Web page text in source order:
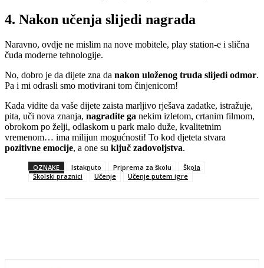
4. Nakon učenja slijedi nagrada
Naravno, ovdje ne mislim na nove mobitele, play station-e i slična
čuda moderne tehnologije.
No, dobro je da dijete zna da nakon uloženog truda slijedi odmor.
Pa i mi odrasli smo motivirani tom činjenicom!
Kada vidite da vaše dijete zaista marljivo rješava zadatke, istražuje,
pita, uči nova znanja, nagradite ga nekim izletom, crtanim filmom,
obrokom po želji, odlaskom u park malo duže, kvalitetnim
vremenom… ima milijun mogućnosti! To kod djeteta stvara
pozitivne emocije, a one su ključ zadovoljstva.
OZNAKE Istaknuto Priprema za školu
Škola
Školski praznici
Učenje Učenje putem igre